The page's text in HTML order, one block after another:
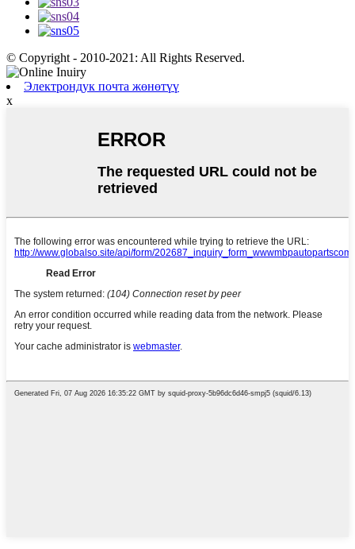
© Copyright - 2010-2021: All Rights Reserved.
Электрондук почта жөнөтүү
x